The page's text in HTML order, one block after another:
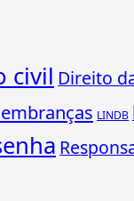
civil Direito
LINDB